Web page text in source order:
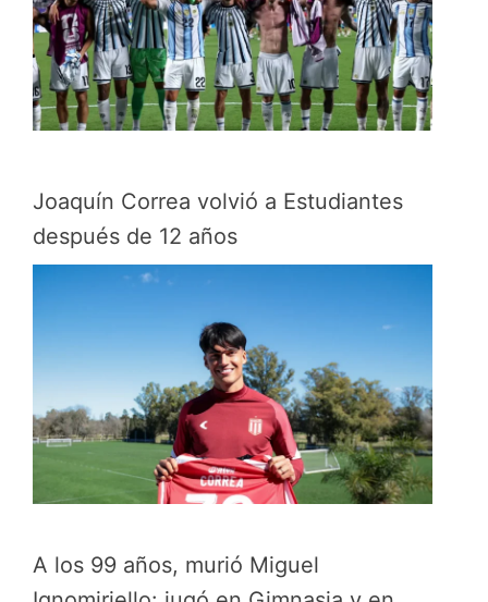
Joaquín Correa volvió a Estudiantes
después de 12 años
A los 99 años, murió Miguel